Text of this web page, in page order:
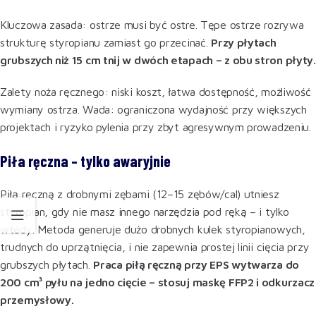
Kluczowa zasada: ostrze musi być ostre. Tępe ostrze rozrywa
strukturę styropianu zamiast go przecinać. Przy płytach
grubszych niż 15 cm tnij w dwóch etapach – z obu stron płyty.
Zalety noża ręcznego: niski koszt, łatwa dostępność, możliwość
wymiany ostrza. Wada: ograniczona wydajność przy większych
projektach i ryzyko pylenia przy zbyt agresywnym prowadzeniu.
Piła ręczna – tylko awaryjnie
Piłą ręczną z drobnymi zębami (12–15 zębów/cal) utniesz
styropian, gdy nie masz innego narzędzia pod ręką – i tylko
wtedy. Metoda generuje dużo drobnych kulek styropianowych,
trudnych do uprzątnięcia, i nie zapewnia prostej linii cięcia przy
grubszych płytach. Praca piłą ręczną przy EPS wytwarza do
200 cm³ pyłu na jedno cięcie – stosuj maskę FFP2 i odkurzacz
przemysłowy.